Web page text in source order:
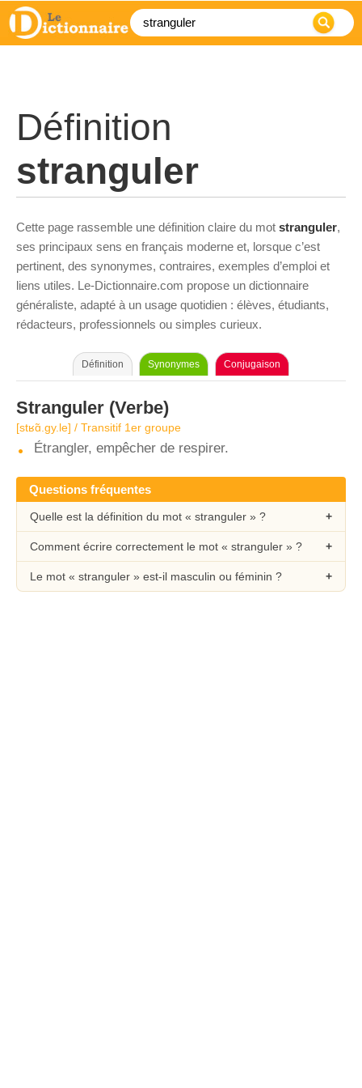
Définition
stranguler
Cette page rassemble une définition claire du mot stranguler,
ses principaux sens en français moderne et, lorsque c’est
pertinent, des synonymes, contraires, exemples d’emploi et
liens utiles. Le-Dictionnaire.com propose un dictionnaire
généraliste, adapté à un usage quotidien : élèves, étudiants,
rédacteurs, professionnels ou simples curieux.
Définition Synonymes Conjugaison
Stranguler (Verbe)
[stʁɑ̃.ɡy.le] / Transitif 1er groupe
Étrangler, empêcher de respirer.
Questions fréquentes
Quelle est la définition du mot « stranguler » ?
Comment écrire correctement le mot « stranguler » ?
Le mot « stranguler » est-il masculin ou féminin ?